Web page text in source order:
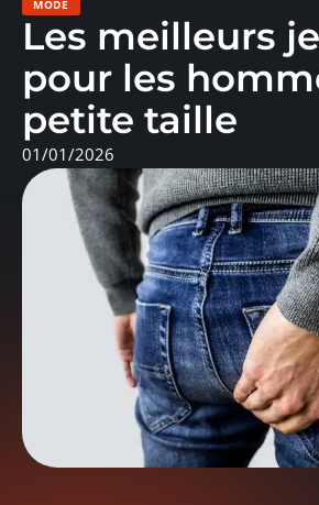
MODE
Les meilleurs
pour les
petite taille
01/01/2026